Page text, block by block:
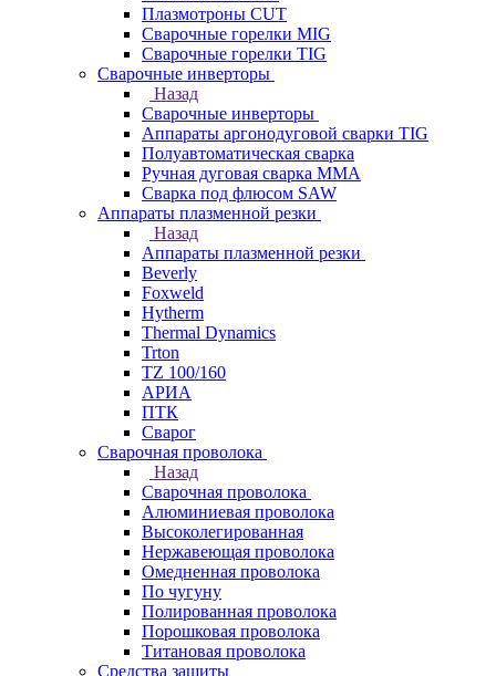
Плазмотроны CUT
Сварочные горелки MIG
Сварочные горелки TIG
Сварочные инверторы
Назад
Сварочные инверторы
Аппараты аргонодуговой сварки TIG
Полуавтоматическая сварка
Ручная дуговая сварка MMA
Сварка под флюсом SAW
Аппараты плазменной резки
Назад
Аппараты плазменной резки
Beverly
Foxweld
Hytherm
Thermal Dynamics
Trton
TZ 100/160
АРИА
ПТК
Сварог
Сварочная проволока
Назад
Сварочная проволока
Алюминиевая проволока
Высоколегированная
Нержавеющая проволока
Омедненная проволока
По чугуну
Полированная проволока
Порошковая проволока
Титановая проволока
Средства защиты